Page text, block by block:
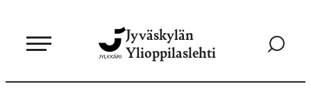
sisältöön
Jyväskylän
Ylioppilaslehti
Siirry